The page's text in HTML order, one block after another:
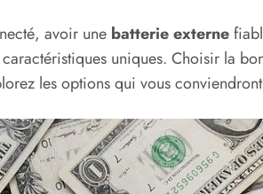
avoir une batterie externe
uniques. Choisir la
les options qui vous